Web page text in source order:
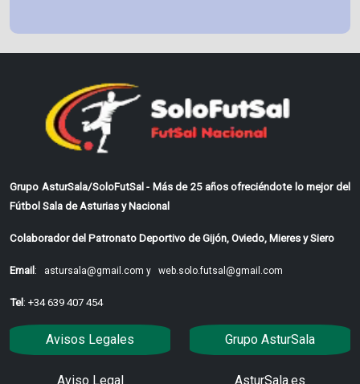
Grupo AsturSala/SoloFutSal - Más de 25 años ofreciéndote lo mejor del
Fútbol Sala de Asturias y Nacional
Colaborador del Patronato Deportivo de Gijón, Oviedo, Mieres y Siero
Email : astursala@gmail.com y web.solo.futsal@gmail.com
Tel : +34 639 407 454
Avisos Legales
Aviso Legal
Grupo AsturSala
AsturSala.es